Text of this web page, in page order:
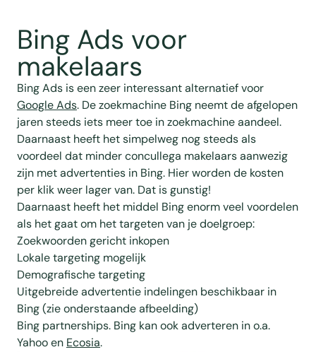
Bing Ads voor
makelaars
Bing Ads is een zeer interessant alternatief voor
Google Ads. De zoekmachine Bing neemt de afgelopen
jaren steeds iets meer toe in zoekmachine aandeel.
Daarnaast heeft het simpelweg nog steeds als
voordeel dat minder concullega makelaars aanwezig
zijn met advertenties in Bing. Hier worden de kosten
per klik weer lager van. Dat is gunstig!
Daarnaast heeft het middel Bing enorm veel voordelen
als het gaat om het targeten van je doelgroep:
Zoekwoorden gericht inkopen
Lokale targeting mogelijk
Demografische targeting
Uitgebreide advertentie indelingen beschikbaar in
Bing (zie onderstaande afbeelding)
Bing partnerships. Bing kan ook adverteren in o.a.
Yahoo en Ecosia.